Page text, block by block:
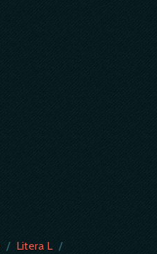
/ Litera L /